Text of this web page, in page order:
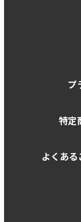
プ
特定
よくあ